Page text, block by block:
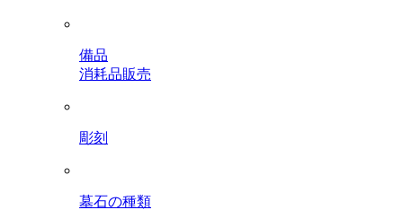
備品
消耗品販売
彫刻
墓石の種類